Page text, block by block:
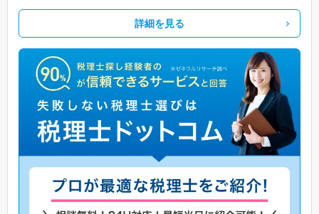
詳細を見る